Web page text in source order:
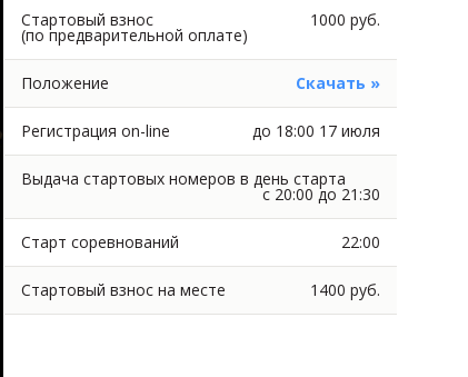
Стартовый взнос
(по предварительной оплате)
1000 руб.
Положение Скачать »
Регистрация on-line до 18:00 17 июля
Выдача стартовых номеров в день старта
с 20:00 до 21:30
Старт соревнований 22:00
Стартовый взнос на месте 1400 руб.